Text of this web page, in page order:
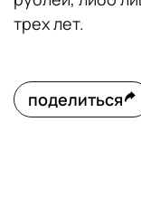
трех лет.
поделиться